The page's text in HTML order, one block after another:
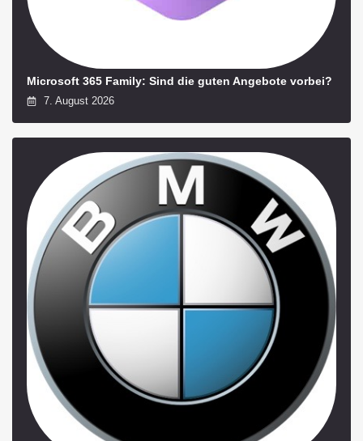
Microsoft 365 Family: Sind die guten Angebote vorbei?
7. August 2026